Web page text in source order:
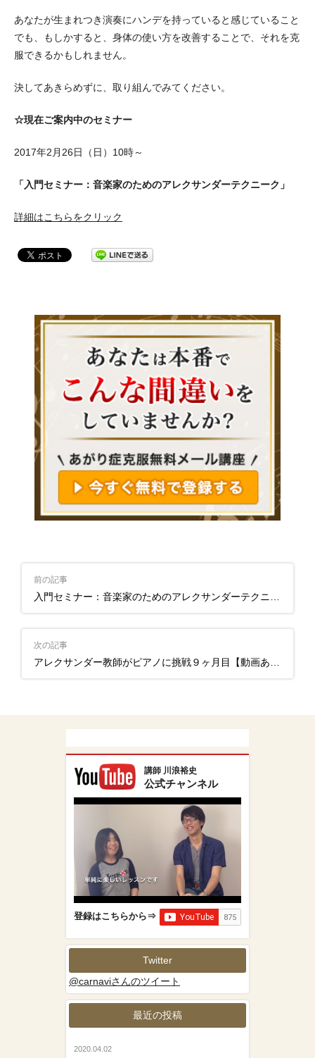
あなたが生まれつき演奏にハンデを持っていると感じていること
でも、もしかすると、身体の使い方を改善することで、それを克
服できるかもしれません。
決してあきらめずに、取り組んでみてください。
☆現在ご案内中のセミナー
2017年2月26日（日）10時～
「入門セミナー：音楽家のためのアレクサンダーテクニーク」
詳細はこちらをクリック
前の記事
入門セミナー：音楽家のためのアレクサンダーテクニーク
次の記事
アレクサンダー教師がピアノに挑戦９ヶ月目【動画あり】
講師 川浪裕史
公式チャンネル
登録はこちらから⇒
Twitter
@carnaviさんのツイート
最近の投稿
2020.04.02